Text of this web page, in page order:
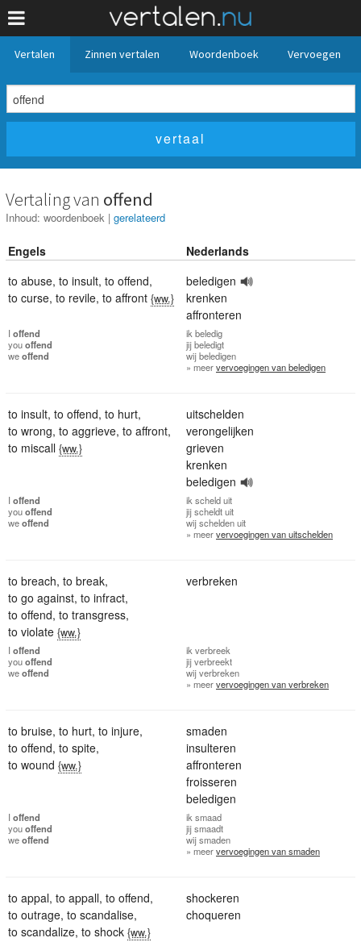
Vertalen Zinnen vertalen Woordenboek Vervoegen
Vertaling van offend
Inhoud: woordenboek | gerelateerd
Engels
Nederlands
to abuse, to insult, to offend,
to curse, to revile, to affront {ww.}
beledigen
krenken
affronteren
I offend
youoffend
weoffend
ik beledig
jijbeledigt
wijbeledigen
» meervervoegingen van beledigen
to insult, to offend, to hurt,
to wrong, to aggrieve, to affront,
to miscall {ww.}
uitschelden
verongelijken
grieven
krenken
beledigen
I offend
youoffend
weoffend
ik scheld uit
jijscheldt uit
wijschelden uit
» meervervoegingen van uitschelden
to breach, to break,
to go against, to infract,
to offend, to transgress,
to violate {ww.}
verbreken
I offend
youoffend
weoffend
ik verbreek
jijverbreekt
wijverbreken
» meervervoegingen van verbreken
to bruise, to hurt, to injure,
to offend, to spite,
to wound {ww.}
smaden
insulteren
affronteren
froisseren
beledigen
I offend
youoffend
weoffend
ik smaad
jijsmaadt
wijsmaden
» meervervoegingen van smaden
to appal, to appall, to offend,
to outrage, to scandalise,
to scandalize, to shock {ww.}
shockeren
choqueren